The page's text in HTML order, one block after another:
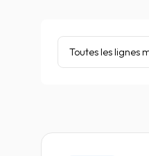
Toutes les lignes